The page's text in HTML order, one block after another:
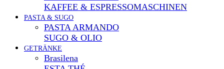
KAFFEE & ESPRESSOMASCHINEN
PASTA & SUGO
PASTA ARMANDO
SUGO & OLIO
GETRÄNKE
Brasilena